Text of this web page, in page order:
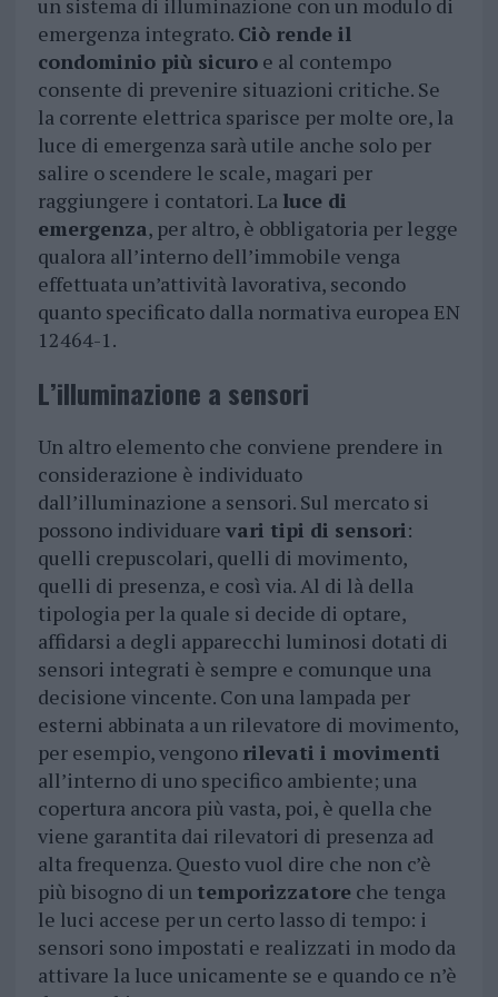
un sistema di illuminazione con un modulo di
emergenza integrato. Ciò rende il
condominio più sicuroe al contempo
consente di prevenire situazioni critiche. Se
la corrente elettrica sparisce per molte ore, la
luce di emergenza sarà utile anche solo per
salire o scendere le scale, magari per
raggiungere i contatori. La luce di
emergenza, per altro, è obbligatoria per legge
qualora all’interno dell’immobile venga
effettuata un’attività lavorativa, secondo
quanto specificato dalla normativa europea EN
12464-1.
L’illuminazione a sensori
Un altro elemento che conviene prendere in
considerazione è individuato
dall’illuminazione a sensori. Sul mercato si
possono individuare vari tipi di sensori:
quelli crepuscolari, quelli di movimento,
quelli di presenza, e così via. Al di là della
tipologia per la quale si decide di optare,
affidarsi a degli apparecchi luminosi dotati di
sensori integrati è sempre e comunque una
decisione vincente. Con una lampada per
esterni abbinata a un rilevatore di movimento,
per esempio, vengono rilevati i movimenti
all’interno di uno specifico ambiente; una
copertura ancora più vasta, poi, è quella che
viene garantita dai rilevatori di presenza ad
alta frequenza. Questo vuol dire che non c’è
più bisogno di un temporizzatoreche tenga
le luci accese per un certo lasso di tempo: i
sensori sono impostati e realizzati in modo da
attivare la luce unicamente se e quando ce n’è